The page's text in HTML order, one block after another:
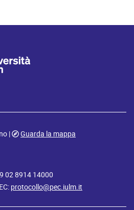
|
Guarda la mappa
02 8914 14000
protocollo@pec.iulm.it